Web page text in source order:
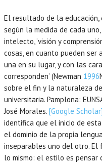
El resultado de la educación,
según la medida de cada
intelecto, ‘visión y
cosas, en cuanto pueden ser
una en su lugar, y con las
corresponden’ (Newman 1996
sobre el fin y la naturaleza
universitaria. Pamplona:
José Morales. [Google Scholar]
identifica que el inicio de
el dominio de la propia
inseparables uno del otro. El
lo mismo: el estilo es pensar